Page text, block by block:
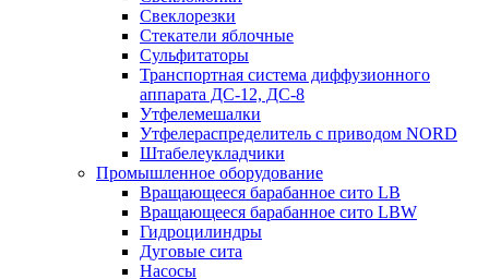
Свеклорезки
Стекатели яблочные
Сульфитаторы
Транспортная система диффузионного
аппарата ДС-12, ДС-8
Утфелемешалки
Утфелераспределитель с приводом NORD
Штабелеукладчики
Промышленное оборудование
Вращающееся барабанное сито LB
Вращающееся барабанное сито LBW
Гидроцилиндры
Дуговые сита
Насосы